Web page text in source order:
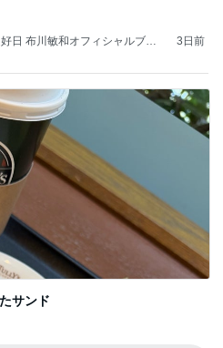
ルブロ
3日前
サンド